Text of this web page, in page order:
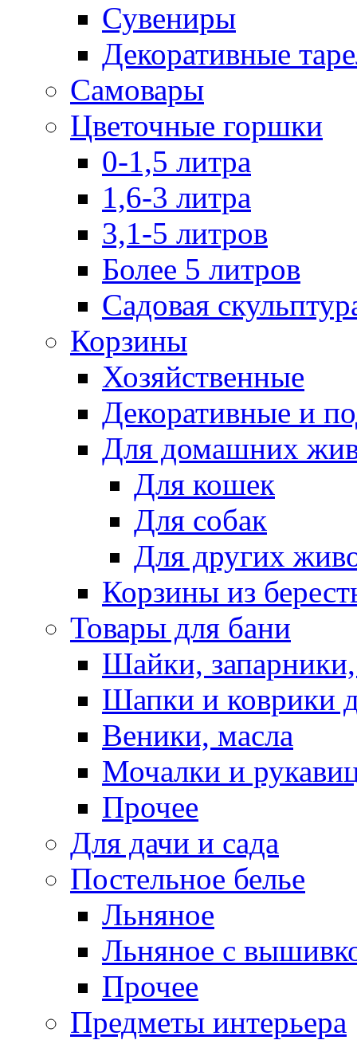
Сувениры
Декоративные
Самовары
Цветочные горшки
0-1,5 литра
1,6-3 литра
3,1-5 литров
Более 5 литров
Садовая
Корзины
Хозяйственные
Декоративные и
Для домашних
Для кошек
Для собак
Для других
Корзины из
Товары для бани
Шайки,
Шапки и коврики
Веники, масла
Мочалки и
Прочее
Для дачи и сада
Постельное белье
Льняное
Льняное с
Прочее
Предметы интерьера